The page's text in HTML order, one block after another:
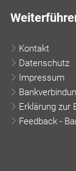
Kontakt
Datenschutz
Impressum
Erklärung zur
Feedback -